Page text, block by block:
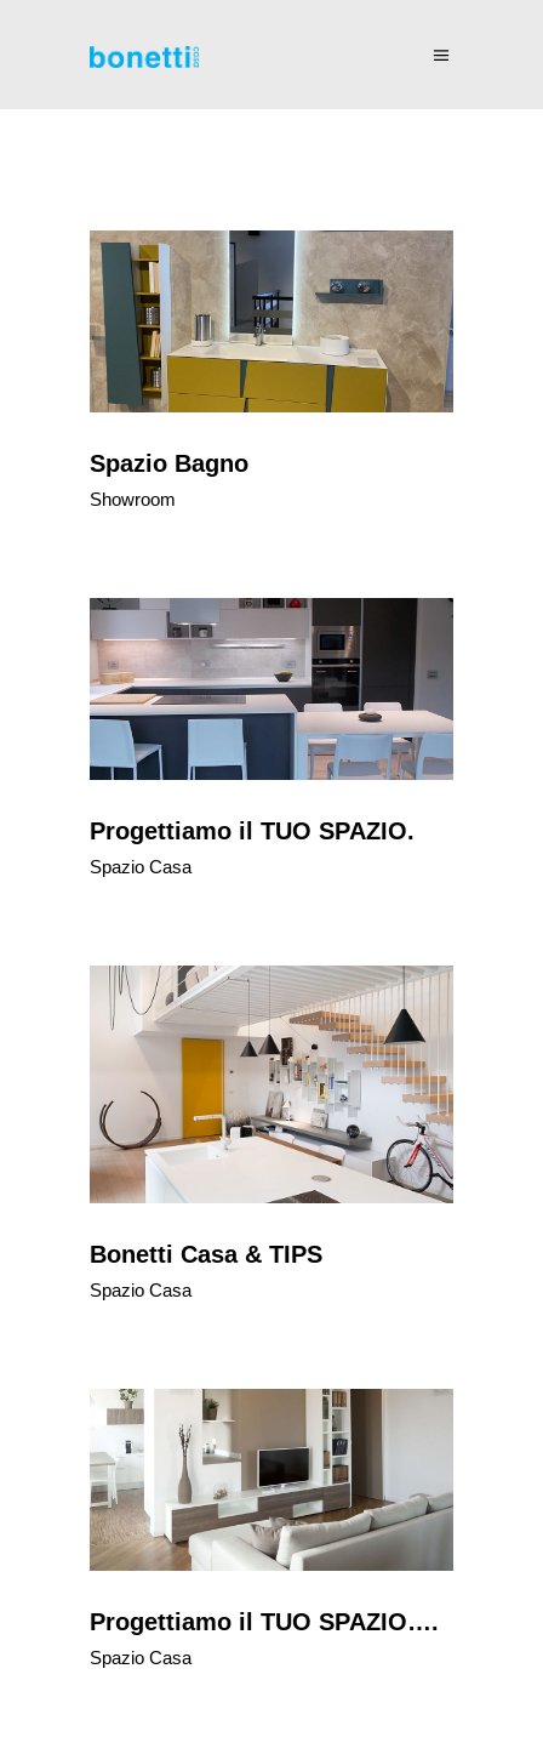
Spazio Bagno
Showroom
Progettiamo il TUO SPAZIO.
Spazio Casa
Bonetti Casa & TIPS
Spazio Casa
Progettiamo il TUO SPAZIO….
Spazio Casa